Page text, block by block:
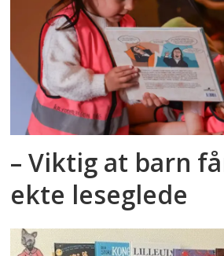
– Viktig at barn
ekte leseglede